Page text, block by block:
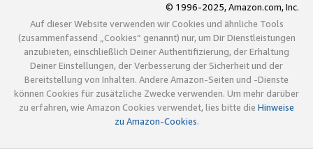
© 1996-2025, Amazon.com, Inc.
Auf dieser Website verwenden wir Cookies und ähnliche Tools
(zusammenfassend „Cookies“ genannt) nur, um Dir Dienstleistungen
anzubieten, einschließlich Deiner Authentifizierung, der Erhaltung
Deiner Einstellungen, der Verbesserung der Sicherheit und der
Bereitstellung von Inhalten. Andere Amazon-Seiten und -Dienste
können Cookies für zusätzliche Zwecke verwenden. Um mehr darüber
zu erfahren, wie Amazon Cookies verwendet, lies bitte die Hinweise
zu Amazon-Cookies.